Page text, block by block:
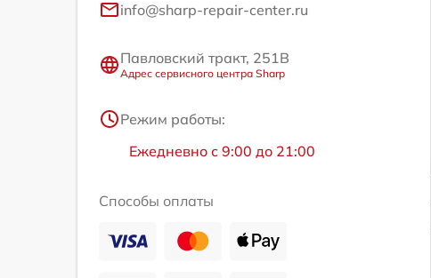
info@sharp-repair-center.ru
Павловский тракт, 251В
Адрес сервисного центра Sharp
Режим работы:
Ежедневно с 9:00 до 21:00
Способы оплаты